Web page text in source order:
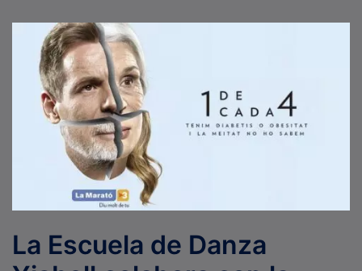
La Escuela de Danza